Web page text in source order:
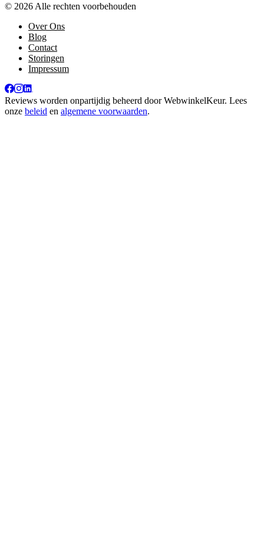
© 2026 Alle rechten voorbehouden
Over Ons
Blog
Contact
Storingen
Impressum
Reviews worden onpartijdig beheerd doorWebwinkelKeur. Lees
onze beleid en algemene voorwaarden.